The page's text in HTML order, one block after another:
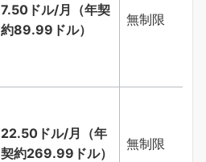
7.50ドル/月（年契
約89.99ドル）
無制限
22.50ドル/月（年
契約269.99ドル）
無制限